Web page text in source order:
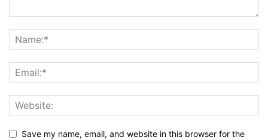
Save my name, email, and website in this browser for the